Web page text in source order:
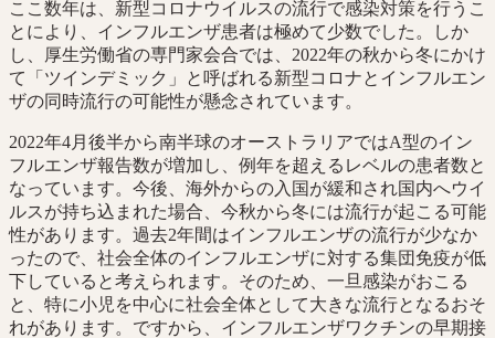
ここ数年は、新型コロナウイルスの流行で感染対策を行うこ
とにより、インフルエンザ患者は極めて少数でした。しか
し、厚生労働省の専門家会合では、2022年の秋から冬にかけ
て「ツインデミック」と呼ばれる新型コロナとインフルエン
ザの同時流行の可能性が懸念されています。
2022年4月後半から南半球のオーストラリアではA型のイン
フルエンザ報告数が増加し、例年を超えるレベルの患者数と
なっています。今後、海外からの入国が緩和され国内へウイ
ルスが持ち込まれた場合、今秋から冬には流行が起こる可能
性があります。過去2年間はインフルエンザの流行が少なか
ったので、社会全体のインフルエンザに対する集団免疫が低
下していると考えられます。そのため、一旦感染がおこる
と、特に小児を中心に社会全体として大きな流行となるおそ
れがあります。ですから、インフルエンザワクチンの早期接